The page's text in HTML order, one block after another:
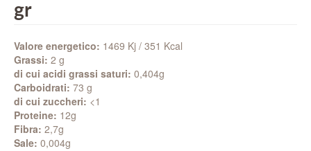
gr
Valore energetico: 1469 Kj / 351 Kcal
Grassi: 2 g
di cui acidi grassi saturi: 0,404g
Carboidrati: 73 g
di cui zuccheri: <1
Proteine: 12g
Fibra: 2,7g
Sale: 0,004g